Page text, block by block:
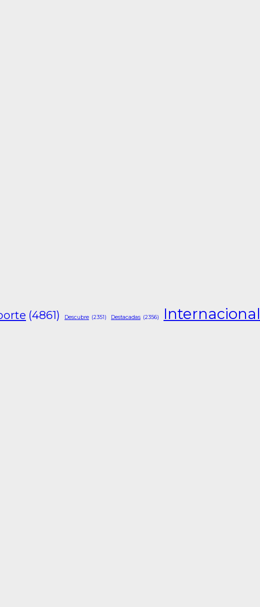
(4861) Descubre (2351) Destacadas (2356) Internacional